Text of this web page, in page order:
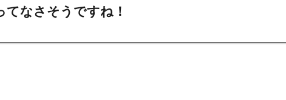
なさそうですね！